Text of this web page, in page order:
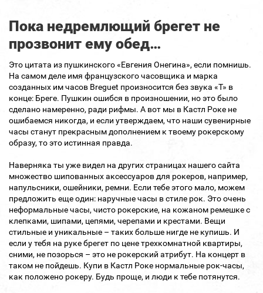
Пока недремлющий брегет не
прозвонит ему обед…
Это цитата из пушкинского «Евгения Онегина», если помнишь.
На самом деле имя французского часовщика и марка
созданных им часов Breguet произносится без звука «Т» в
конце: Бреге. Пушкин ошибся в произношении, но это было
сделано намеренно, ради рифмы. А вот мы в Кастл Роке не
ошибаемся никогда, и если утверждаем, что наши сувенирные
часы станут прекрасным дополнением к твоему рокерскому
образу, то это истинная правда.
Наверняка ты уже видел на других страницах нашего сайта
множество шипованных аксессуаров для рокеров, например,
напульсники, ошейники, ремни. Если тебе этого мало, можем
предложить еще один: наручные часы в стиле рок. Это очень
неформальные часы, чисто рокерские, на кожаном ремешке с
клепками, шипами, цепями, черепами и крестами. Вещи
стильные и уникальные – таких больше нигде не купишь. И
если у тебя на руке брегет по цене трехкомнатной квартиры,
сними, не позорься – это не рокерский атрибут. На концерт в
таком не пойдешь. Купи в Кастл Роке нормальные рок-часы,
как положено рокеру. Будь проще, и люди к тебе потянутся.